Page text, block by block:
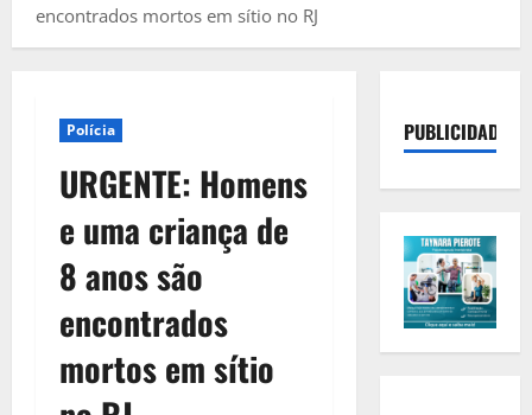
encontrados mortos em sítio no RJ
Polícia
URGENTE: Homens
e uma criança de
8 anos são
encontrados
mortos em sítio
PUBLICIDADE